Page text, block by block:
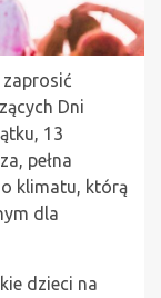
Dni
13
pełna
klimatu, którą
dla
dzieci na